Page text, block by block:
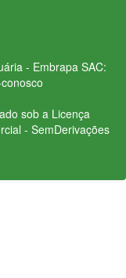
- Embrapa SAC:
sob a Licença
- SemDerivações